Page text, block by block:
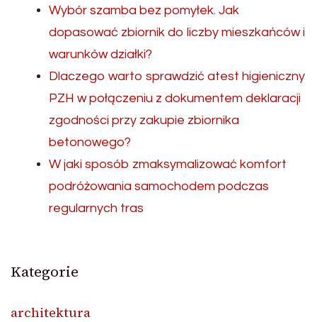
Wybór szamba bez pomyłek. Jak
dopasować zbiornik do liczby mieszkańców i
warunków działki?
Dlaczego warto sprawdzić atest higieniczny
PZH w połączeniu z dokumentem deklaracji
zgodności przy zakupie zbiornika
betonowego?
W jaki sposób zmaksymalizować komfort
podróżowania samochodem podczas
regularnych tras
Kategorie
architektura